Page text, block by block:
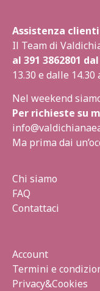
Assistenza clienti
Il Team di
al 391 3862801
13.30 e dalle 14.30
Nel weekend
Per richieste su
Ma prima dai
Chi siamo
FAQ
Contattaci
Account
Termini e
Privacy&Cookies